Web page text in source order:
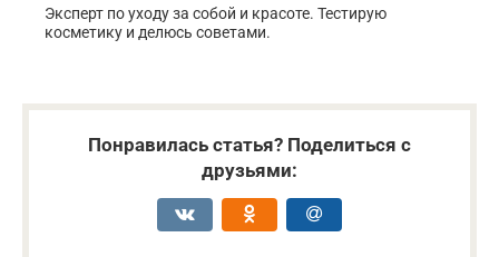
Эксперт по уходу за собой и красоте. Тестирую
косметику и делюсь советами.
Понравилась статья? Поделиться с
друзьями: